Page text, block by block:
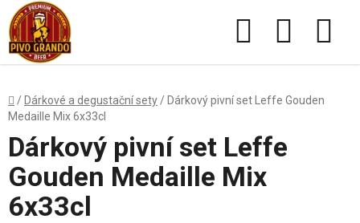
Přejít
na
obsah
Hledat
Domů
/ Dárkové a degustační sety / Dárkový pivní set Leffe Gouden
Medaille Mix 6x33cl
Dárkový pivní set Leffe
Gouden Medaille Mix
6x33cl